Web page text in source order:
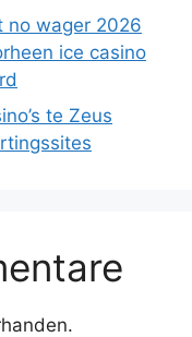
no wager 2026
ice casino
te Zeus